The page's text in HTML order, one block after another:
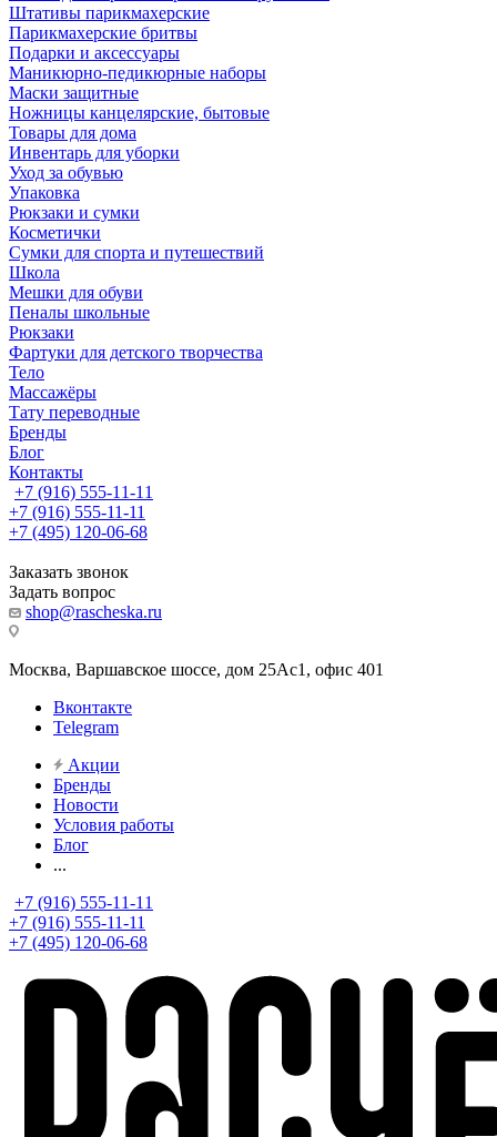
Штативы парикмахерские
Парикмахерские бритвы
Подарки и аксессуары
Маникюрно-педикюрные наборы
Маски защитные
Ножницы канцелярские, бытовые
Товары для дома
Инвентарь для уборки
Уход за обувью
Упаковка
Рюкзаки и сумки
Косметички
Сумки для спорта и путешествий
Школа
Мешки для обуви
Пеналы школьные
Рюкзаки
Фартуки для детского творчества
Тело
Массажёры
Тату переводные
Бренды
Блог
Контакты
+7 (916) 555-11-11
+7 (916) 555-11-11
+7 (495) 120-06-68
Заказать звонок
Задать вопрос
shop@rascheska.ru
Москва, Варшавское шоссе, дом 25Аc1, офис 401
Вконтакте
Telegram
Акции
Бренды
Новости
Условия работы
Блог
...
+7 (916) 555-11-11
+7 (916) 555-11-11
+7 (495) 120-06-68